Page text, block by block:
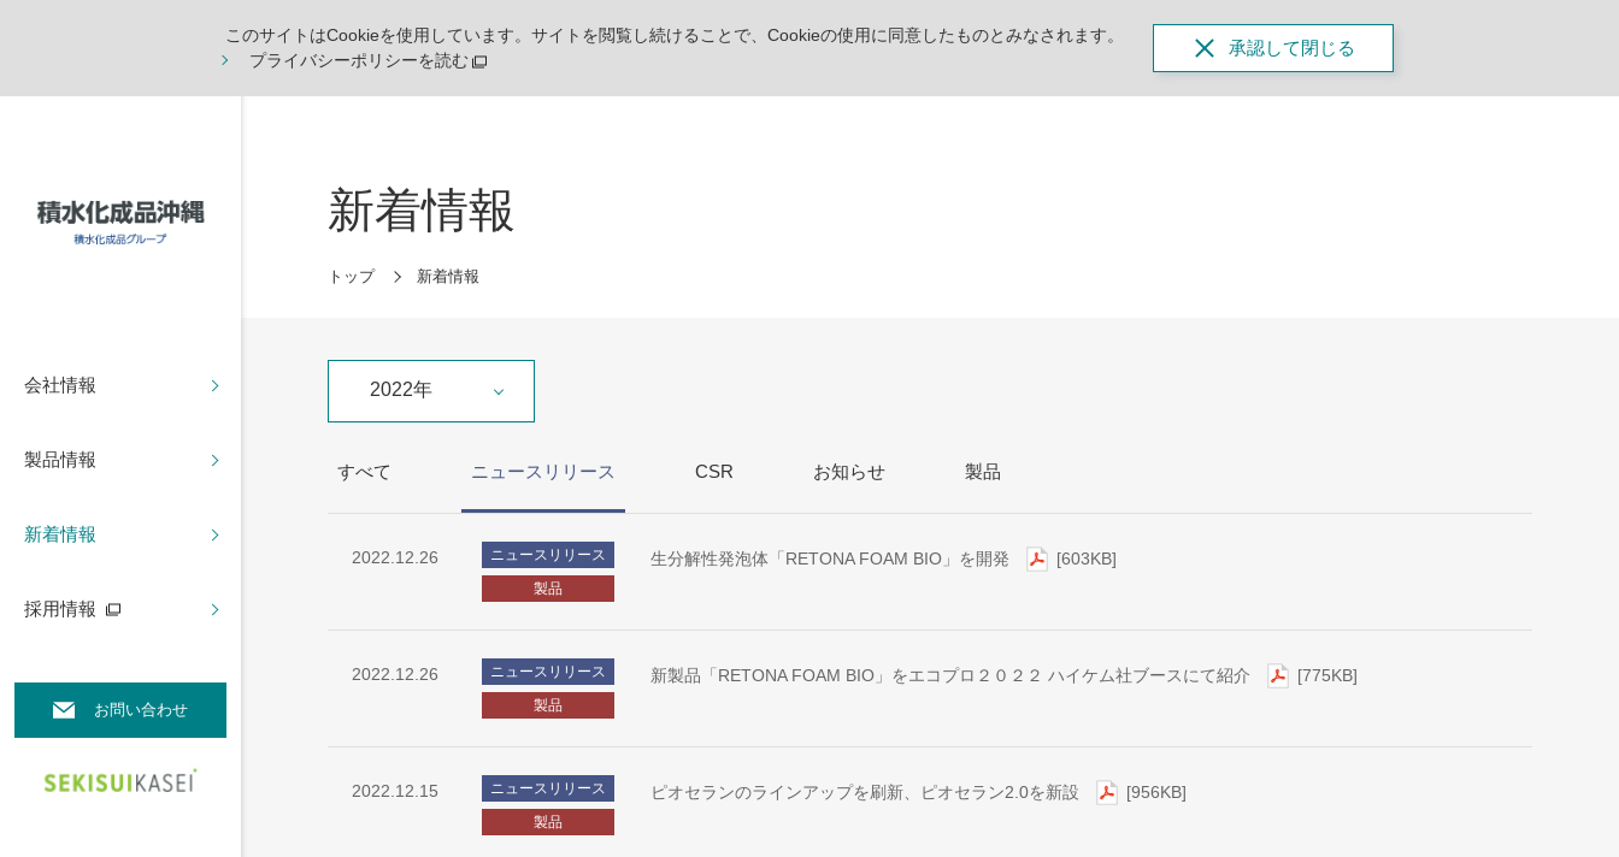
このサイトはCookieを使用しています。サイトを閲覧し続けることで、Cookieの使用に同意したものとみなされます。
プライバシーポリシーを読む
承認して閉じる
会社情報
製品情報
新着情報
採用情報
お問い合わせ
新着情報
トップ 新着情報
2022年
すべて ニュース リリース CSR お知らせ 製品
2022.12.26
ニュースリリース
製品
生分解性発泡体「RETONA FOAM BIO」を開発 [603KB]
2022.12.26
ニュースリリース
製品
新製品「RETONA FOAM BIO」をエコプロ２０２２ ハイケム社ブースにて紹介 [775KB]
2022.12.15
ニュースリリース
製品
ピオセランのラインアップを刷新、ピオセラン2.0を新設 [956KB]